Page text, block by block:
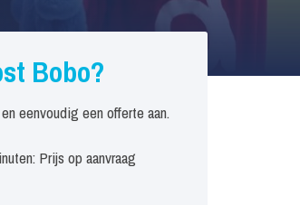
Bobo?
eenvoudig een offerte aan.
Prijs op aanvraag